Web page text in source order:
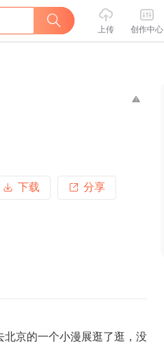
上传 创作中心
下载 分享
京的一个小漫展逛了逛，没